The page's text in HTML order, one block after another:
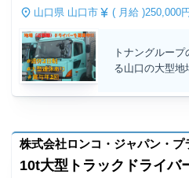
山口県 山口市 ( 月給 )250,000
トナングルー
る山口の大型地
株式会社ロンコ・ジャパン・
10t大型トラックドライバ